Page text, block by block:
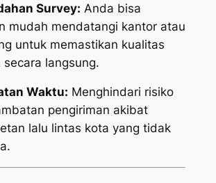
Survey: Anda bisa
mudah mendatangi kantor atau
untuk memastikan kualitas
secara langsung.
Waktu: Menghindari risiko
pengiriman akibat
lalu lintas kota yang tidak